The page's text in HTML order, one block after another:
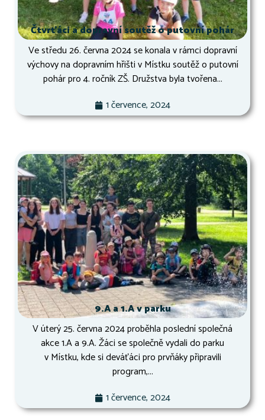
Čtvrťáci a dopravní soutěž o putovní pohár
Ve středu 26. června 2024 se konala v rámci dopravní
výchovy na dopravním hřišti v Místku soutěž o putovní
pohár pro 4. ročník ZŠ. Družstva byla tvořena...
1 července, 2024
9.A a 1.A v parku
V úterý 25. června 2024 proběhla poslední společná
akce 1.A a 9.A. Žáci se společně vydali do parku
v Místku, kde si deváťáci pro prvňáky připravili
program,...
1 července, 2024